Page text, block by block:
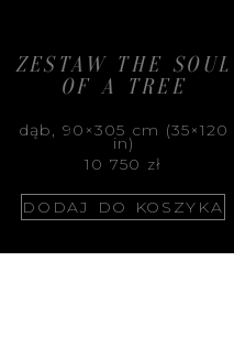
ZESTAW THE SOUL
OF A TREE
dąb, 90×305 cm (35×120
in)
10 750 zł
DODAJ DO KOSZYKA